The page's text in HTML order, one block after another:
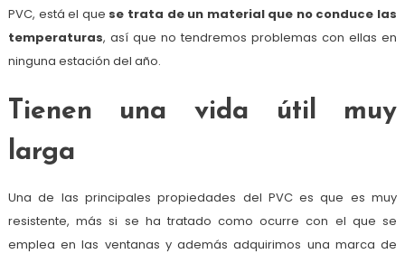
PVC, está el que se trata de un material que no conduce las
temperaturas, así que no tendremos problemas con ellas en
ninguna estación del año.
Tienen una vida útil muy
larga
Una de las principales propiedades del PVC es que es muy
resistente, más si se ha tratado como ocurre con el que se
emplea en las ventanas y además adquirimos una marca de